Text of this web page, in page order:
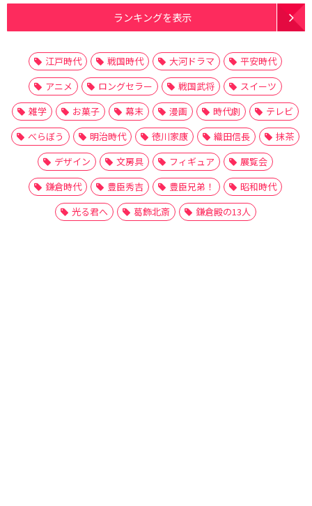
ランキングを表示
江戸時代 戦国時代 大河ドラマ
平安時代
アニメ
ロングセラー 戦国武将
スイーツ
雑学
お菓子 幕末 漫画 時代劇
テレビ
べらぼう
明治時代 徳川家康 織田信長
抹茶
デザイン
文房具 フィギュア
展覧会
鎌倉時代
豊臣秀吉 豊臣兄弟！
昭和時代
光る君へ
葛飾北斎 鎌倉殿の13人